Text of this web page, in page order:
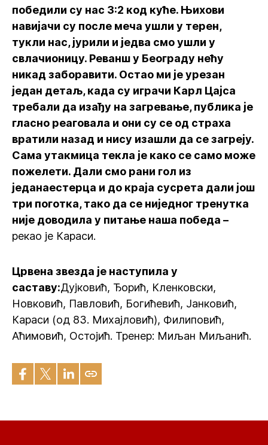
победили су нас 3:2 код куће. Њихови
навијачи су после меча ушли у терен,
тукли нас, јурили и једва смо ушли у
свлачионицу. Реванш у Београду нећу
никад заборавити. Остао ми је урезан
један детаљ, када су играчи Карл Цајса
требали да изађу на загревање, публика је
гласно реаговала и они су се од страха
вратили назад и нису изашли да се загреју.
Сама утакмица текла је како се само може
пожелети. Дали смо рани гол из
једанаестерца и до краја сусрета дали још
три поготка, тако да се ниједног тренутка
није доводила у питање наша победа –
рекао је Караси.
Црвена звезда је наступила у
саставу:Дујковић, Ђорић, Кленковски,
Новковић, Павловић, Богићевић, Јанковић,
Караси (од 83. Михајловић), Филиповић,
Аћимовић, Остојић. Тренер: Миљан Миљанић.